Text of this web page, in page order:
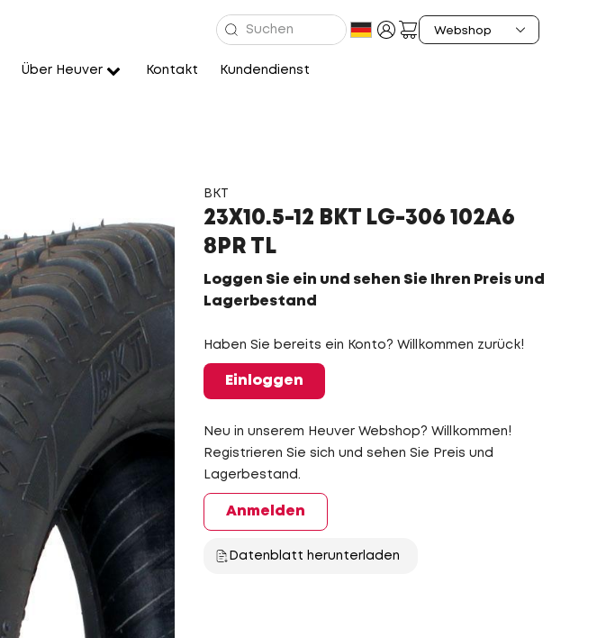
Über Heuver Kontakt Kundendienst
BKT
23X10.5-12 BKT LG-306 102A6
8PR TL
Loggen Sie ein und sehen Sie Ihren Preis und
Lagerbestand
Haben Sie bereits ein Konto? Willkommen zurück!
Einloggen
Neu in unserem Heuver Webshop? Willkommen!
Registrieren Sie sich und sehen Sie Preis und
Lagerbestand.
Anmelden
Datenblatt herunterladen